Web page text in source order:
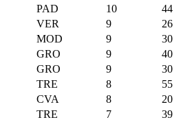
PAD 10
44
VER 9
26
MOD 9
30
GRO 9
40
GRO 9
30
TRE 8
55
CVA 8
20
TRE 7
39